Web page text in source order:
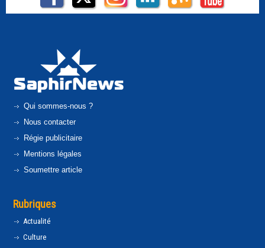
Qui sommes-nous ?
Nous contacter
Régie publicitaire
Mentions légales
Soumettre article
Rubriques
Actualité
Culture